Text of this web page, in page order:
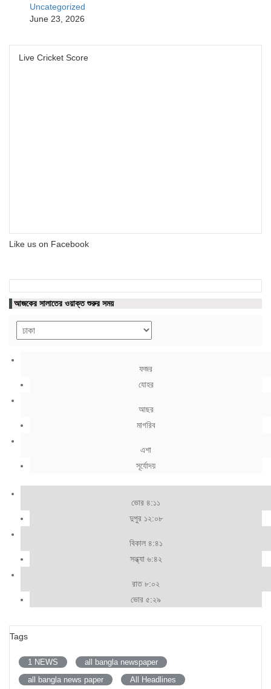
Uncategorized
June 23, 2026
Live Cricket Score
Like us on Facebook
আজকের সালাতের ওয়াক্ত শুরুর সময়
ফজর
যোহর
আছর
মাগরিব
এশা
সূর্যোদয়
ভোর ৪:১১
দুপুর ১২:০৮
বিকাল ৪:৪১
সন্ধ্যা ৬:৪২
রাত ৮:০২
ভোর ৫:২৯
Tags
1 NEWS
all bangla newspaper
all bangla news paper
All Headlines